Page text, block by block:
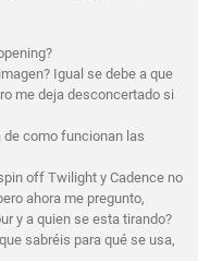
Igual se debe a que
me deja desconcertado si
de como funcionan las
off Twilight y Cadence no
ahora me pregunto,
y a quien se esta tirando?
sabréis para qué se usa,